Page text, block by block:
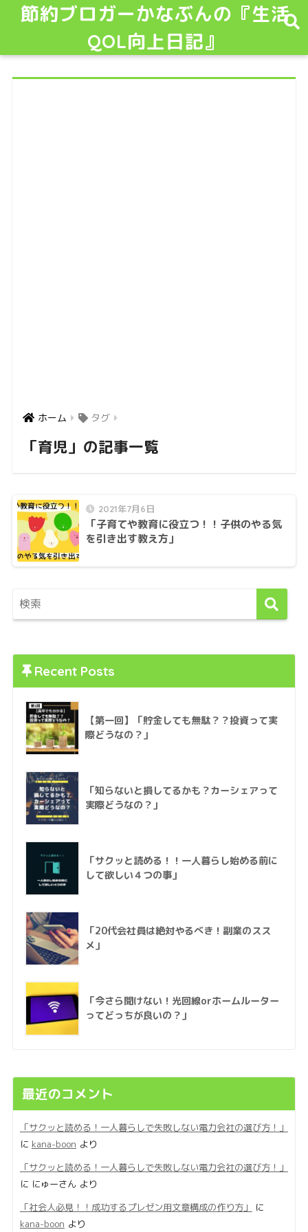
節約ブロガーかなぶんの『生活
QOL向上日記』
ホーム タグ
「育児」の記事一覧
2021年7月6日
「子育てや教育に役立つ！！子供のやる気
を引き出す教え方」
Recent Posts
【第一回】「貯金しても無駄？？投資って実
際どうなの？」
「知らないと損してるかも？カーシェアって
実際どうなの？」
「サクッと読める！！一人暮らし始める前に
して欲しい４つの事」
「20代会社員は絶対やるべき！副業のスス
メ」
「今さら聞けない！光回線orホームルーター
ってどっちが良いの？」
最近のコメント
「サクッと読める！一人暮らしで失敗しない電力会社の選び方！」
に kana-boon より
「サクッと読める！一人暮らしで失敗しない電力会社の選び方！」
に にゅーさんより
「社会人必見！！成功するプレゼン用文章構成の作り方」
に
kana-boon より